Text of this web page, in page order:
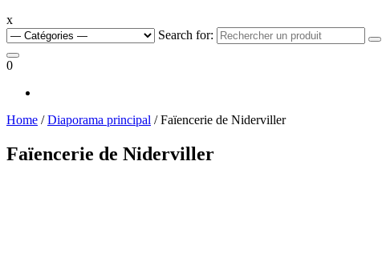
x
Search for:
0
Home /Diaporama principal / Faïencerie de Niderviller
Faïencerie de Niderviller